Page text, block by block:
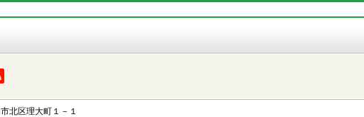
北区理大町１－１